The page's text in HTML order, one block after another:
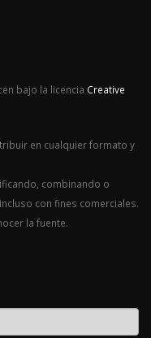
bajo la licencia Creative
en cualquier formato y
combinando o
con fines comerciales.
la fuente.